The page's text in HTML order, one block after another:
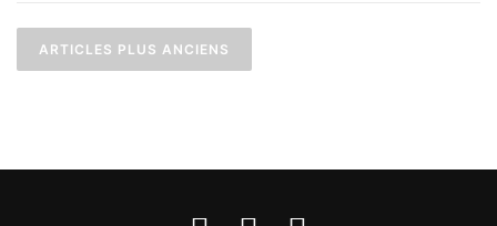
Navigation des articles
ARTICLES PLUS ANCIENS